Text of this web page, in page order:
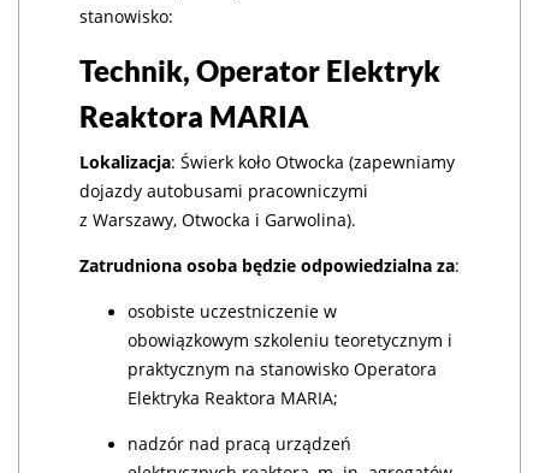
stanowisko:
Technik, Operator Elektryk
Reaktora MARIA
Lokalizacja: Świerk koło Otwocka (zapewniamy
dojazdy autobusami pracowniczymi
z Warszawy, Otwocka i Garwolina).
Zatrudniona osoba będzie odpowiedzialna za:
osobiste uczestniczenie w
obowiązkowym szkoleniu teoretycznym i
praktycznym na stanowisko Operatora
Elektryka Reaktora MARIA;
nadzór nad pracą urządzeń